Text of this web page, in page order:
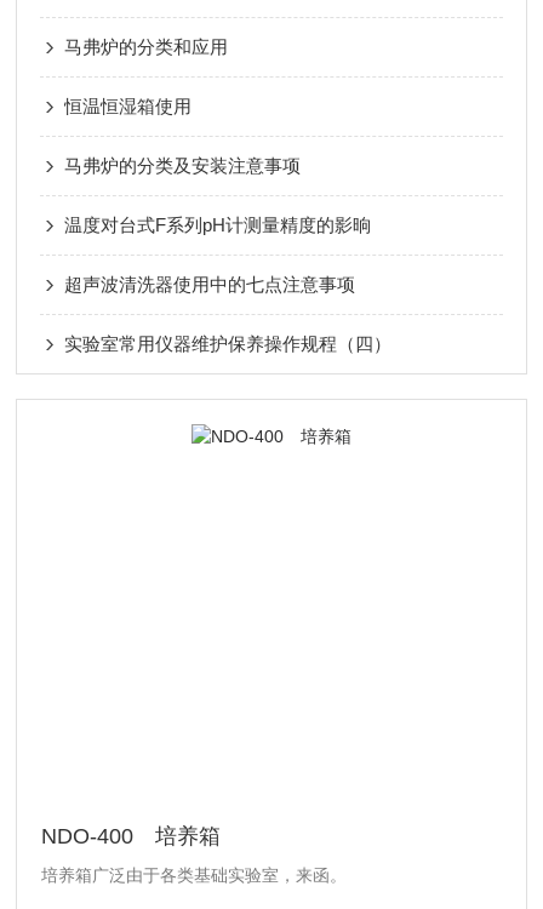
马弗炉的分类和应用
恒温恒湿箱使用
马弗炉的分类及安装注意事项
温度对台式F系列pH计测量精度的影晌
超声波清洗器使用中的七点注意事项
实验室常用仪器维护保养操作规程（四）
NDO-400 培养箱
培养箱广泛由于各类基础实验室，来函。